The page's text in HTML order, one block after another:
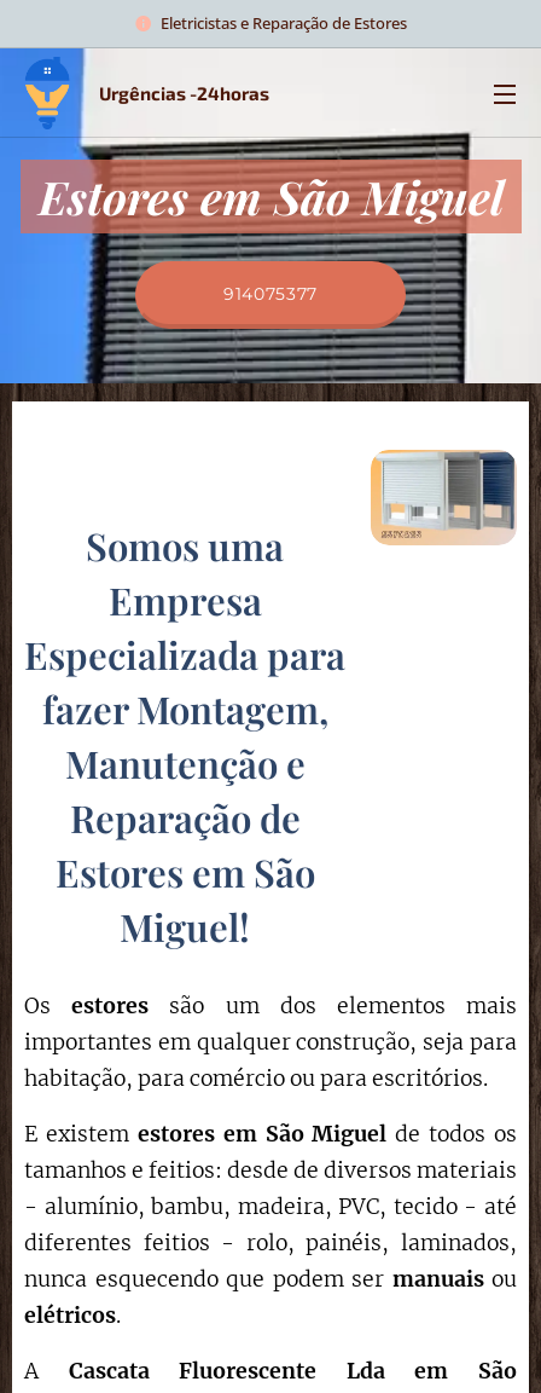
Eletricistas e Reparação de Estores
Urgências -24horas
Estores em São Miguel
914075377
Somos uma
Empresa
Especializada para
fazer Montagem,
Manutenção e
Reparação de
Estores em São
Miguel!
Os estores são um dos elementos mais
importantes em qualquer construção, seja para
habitação, para comércio ou para escritórios.
E existem estores em São Miguelde todos os
tamanhos e feitios: desde de diversos materiais
- alumínio, bambu, madeira, PVC, tecido - até
diferentes feitios - rolo, painéis, laminados,
nunca esquecendo que podem ser manuaisou
elétricos.
A Cascata Fluorescente Lda em São